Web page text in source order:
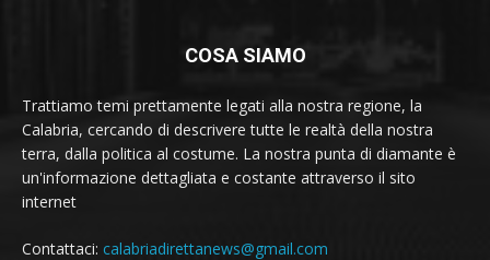
COSA SIAMO
Trattiamo temi prettamente legati alla nostra regione, la
Calabria, cercando di descrivere tutte le realtà della nostra
terra, dalla politica al costume. La nostra punta di diamante è
un'informazione dettagliata e costante attraverso il sito
internet
Contattaci: calabriadirettanews@gmail.com